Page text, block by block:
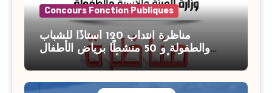
Concours Fonction Publiques
مناظرة انتداب 120 أستاذًا للشباب
والطفولة و 50 منشطًا برياض الأطفال
بوزارة الأسرة والمرأة والطفولة وكبار
السن آخر أجل للتسجيل : 27 جويلية 2026